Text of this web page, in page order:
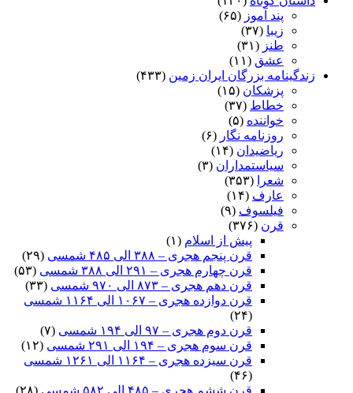
پند آموز (۶۵)
زیبا (۳۷)
طنز (۳۱)
عشق (۱۱)
زندگینامه بزرگان ایران زمین (۴۳۳)
پزشکان (۱۵)
خطاط (۳۷)
خواننده (۵)
روزنامه نگار (۶)
ریاضیدان (۱۴)
سیاستمداران (۳)
شعرا
(۳۵۳)
عارف (۱۴)
فیلسوف (۹)
قرن (۳۷۶)
پیش از اسلام (۱)
قرن پنجم هجری – ۳۸۸ الی ۴۸۵ شمسی
(۲۹)
قرن چهارم هجری – ۲۹۱ الی ۳۸۸ شمسی
(۵۳)
قرن دهم هجری – ۸۷۳ الی ۹۷۰ شمسی
(۳۳)
قرن دوازده هجری – ۱۰۶۷ الی ۱۱۶۴ شمسی
(۲۴)
قرن دوم هجری – ۹۷ الی ۱۹۴ شمسی
(۷)
قرن سوم هجری – ۱۹۴ الی ۲۹۱ شمسی
(۱۲)
قرن سیزده هجری – ۱۱۶۴ الی ۱۲۶۱ شمسی
(۴۶)
قرن ششم هجری – ۴۸۵ الی ۵۸۲ شمسی
(۲۸)